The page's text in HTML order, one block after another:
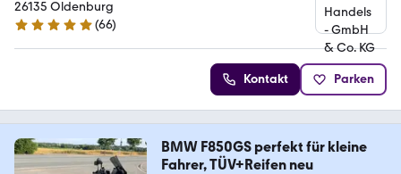
26135 Oldenburg
4.9 Sterne
(66)
Kontakt Parken
BMW F850GS perfekt für kleine
Fahrer, TÜV+Reifen neu